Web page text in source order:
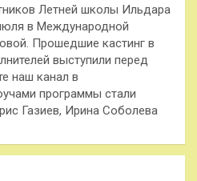
Летней школы Ильдара
в Международной
Прошедшие кастинг в
выступили перед
наш канал в
программы стали
Газиев, Ирина Соболева